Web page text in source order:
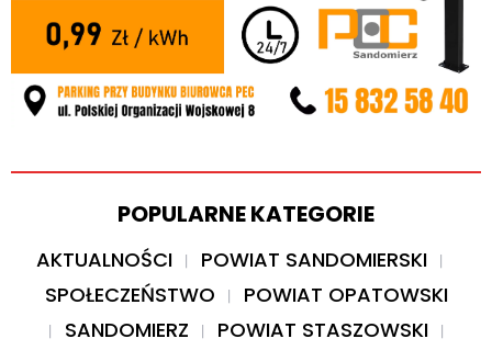
POPULARNE KATEGORIE
AKTUALNOŚCI
POWIAT SANDOMIERSKI
SPOŁECZEŃSTWO
POWIAT OPATOWSKI
SANDOMIERZ
POWIAT STASZOWSKI